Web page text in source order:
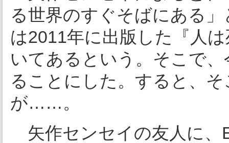
る世界のすぐそばにある
は2011年に出版した『人
いてあるという。そこで
ることにした。すると、
が……。
矢作センセイの友人に、